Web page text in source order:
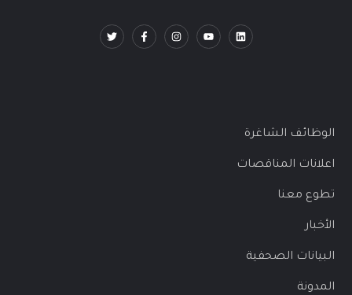
الوظائف الشاغرة
اعلانات المناقصات
تطوع معنا
الأخبار
البيانات الصحفية
المدونة